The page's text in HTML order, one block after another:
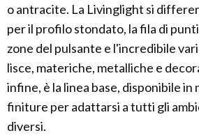
o antracite. La Livinglight si
per il profilo stondato, la fila di
zone del pulsante e l'incredibile
lisce, materiche, metalliche e
infine, è la linea base, disponibile in
finiture per adattarsi a tutti gli
diversi.